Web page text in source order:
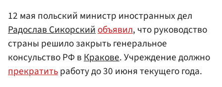
12 мая польский министр иностранных дел
Радослав Сикорскийобъявил, что руководство
страны решило закрыть генеральное
консульство РФ вКракове. Учреждение должно
прекратитьработу до 30 июня текущего года.